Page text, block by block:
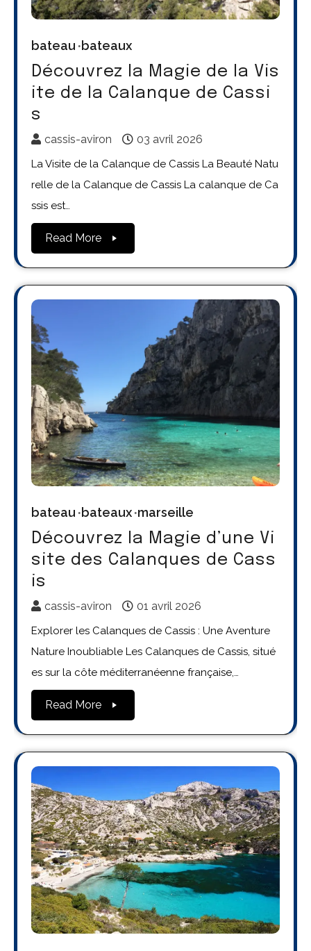
bateau bateaux
Découvrez la Magie de la Vis
ite de la Calanque de Cassi
s
cassis-aviron 03 avril 2026
La Visite de la Calanque de Cassis La Beauté Natu
relle de la Calanque de Cassis La calanque de Ca
ssis est…
Read More
bateau bateaux marseille
Découvrez la Magie d’une Vi
site des Calanques de Cass
is
cassis-aviron 01 avril 2026
Explorer les Calanques de Cassis : Une Aventure
Nature Inoubliable Les Calanques de Cassis, situé
es sur la côte méditerranéenne française,…
Read More